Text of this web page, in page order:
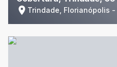
Trindade, Florianópolis -